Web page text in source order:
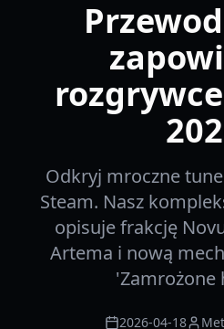
Odkryj mroczne
Steam. Nasz
opisuje frakcję
Artema i nową
'Zamrożone
2026-04-18